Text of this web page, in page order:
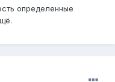
определенные